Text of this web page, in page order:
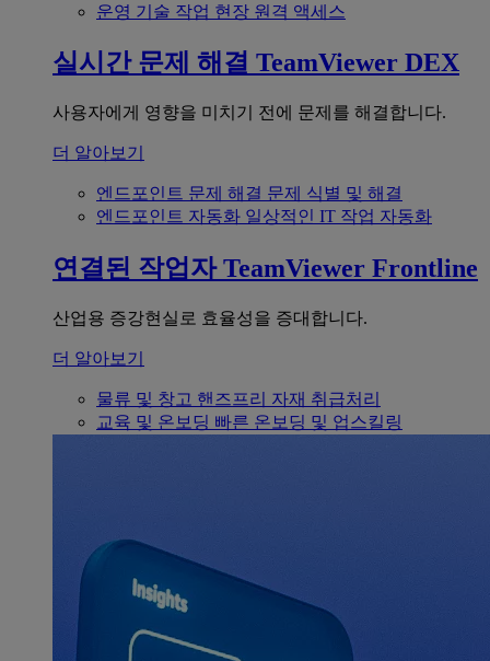
운영 기술 작업 현장 원격 액세스
실시간 문제 해결 TeamViewer DEX
사용자에게 영향을 미치기 전에 문제를 해결합니다.
더 알아보기
엔드포인트 문제 해결 문제 식별 및 해결
엔드포인트 자동화 일상적인 IT 작업 자동화
연결된 작업자 TeamViewer Frontline
산업용 증강현실로 효율성을 증대합니다.
더 알아보기
물류 및 창고 핸즈프리 자재 취급처리
교육 및 온보딩 빠른 온보딩 및 업스킬링